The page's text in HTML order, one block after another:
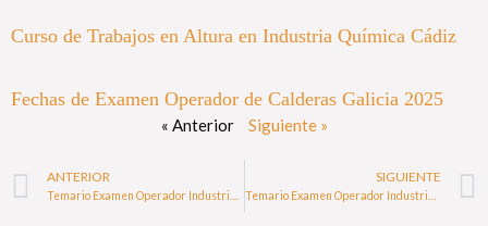
Curso de Trabajos en Altura en Industria Química Cádiz
Fechas de Examen Operador de Calderas Galicia 2025
« Anterior Siguiente »
ANTERIOR
Temario Examen Operador Industrial de Calderas Baleares 2024
SIGUIENTE
Temario Examen Operador Industrial de Calderas Cantabria 2024